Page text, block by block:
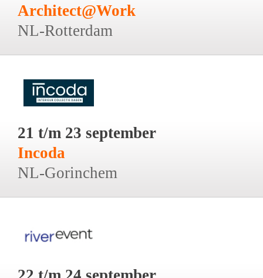
Architect@Work
NL-Rotterdam
21 t/m 23 september
Incoda
NL-Gorinchem